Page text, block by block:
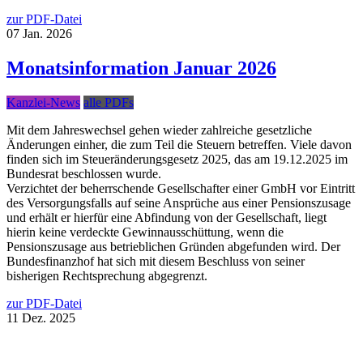
zur PDF-Datei
07 Jan. 2026
Monatsinformation Januar 2026
Kanzlei-News alle PDFs
Mit dem Jahreswechsel gehen wieder zahlreiche gesetzliche
Änderungen einher, die zum Teil die Steuern betreffen. Viele davon
finden sich im Steueränderungsgesetz 2025, das am 19.12.2025 im
Bundesrat beschlossen wurde.
Verzichtet der beherrschende Gesellschafter einer GmbH vor Eintritt
des Versorgungsfalls auf seine Ansprüche aus einer Pensionszusage
und erhält er hierfür eine Abfindung von der Gesellschaft, liegt
hierin keine verdeckte Gewinnausschüttung, wenn die
Pensionszusage aus betrieblichen Gründen abgefunden wird. Der
Bundesfinanzhof hat sich mit diesem Beschluss von seiner
bisherigen Rechtsprechung abgegrenzt.
zur PDF-Datei
11 Dez. 2025